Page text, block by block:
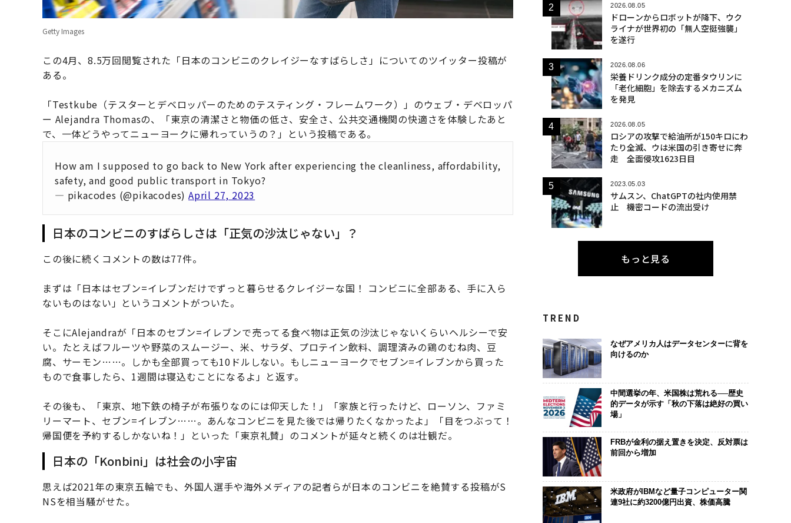
Getty Images
この4月、8.5万回閲覧された「日本のコンビニのクレイジーなすばらしさ」についてのツイッター投稿が
ある。
「Testkube（テスターとデベロッパーのためのテスティング・フレームワーク）」のウェブ・デベロッパ
ー Alejandra Thomasの、「東京の清潔さと物価の低さ、安全さ、公共交通機関の快適さを体験したあと
で、一体どうやってニューヨークに帰れっていうの？」という投稿である。
How am I supposed to go back to New York after experiencing the cleanliness, affordability,
safety, and good public transport in Tokyo?
— pikacodes (@pikacodes) April 27, 2023
日本のコンビニのすばらしさは「正気の沙汰じゃない」？
この後に続くコメントの数は77件。
まずは「日本はセブン=イレブンだけでずっと暮らせるクレイジーな国！ コンビニに全部ある、手に入ら
ないものはない」というコメントがついた。
そこにAlejandraが「日本のセブン=イレブンで売ってる食べ物は正気の沙汰じゃないくらいヘルシーで安
い。たとえばフルーツや野菜のスムージー、米、サラダ、プロテイン飲料、調理済みの鶏のむね肉、豆
腐、サーモン……。しかも全部買っても10ドルしない。もしニューヨークでセブン=イレブンから買った
もので食事したら、1週間は寝込むことになるよ」と返す。
その後も、「東京、地下鉄の椅子が布張りなのには仰天した！」「家族と行ったけど、ローソン、ファミ
リーマート、セブン=イレブン……。あんなコンビニを見た後では帰りたくなかったよ」「目をつぶって！
帰国便を予約するしかないね！」といった「東京礼賛」のコメントが延々と続くのは壮観だ。
日本の「Konbini」は社会の小宇宙
思えば2021年の東京五輪でも、外国人選手や海外メディアの記者らが日本のコンビニを絶賛する投稿がS
NSを相当騒がせた。
2026.08.05
ドローンからロボットが降下、ウク
ライナが世界初の「無人空挺強襲」
を遂行
2026.08.06
栄養ドリンク成分の定番タウリンに
「老化細胞」を除去するメカニズム
を発見
2026.08.05
ロシアの攻撃で給油所が150キロにわ
たり全滅、ウは米国の引き寄せに奔
走 全面侵攻1623日目
2023.05.03
サムスン、ChatGPTの社内使用禁
止 機密コードの流出受け
もっと見る
TREND
なぜアメリカ人はデータセンターに背を
向けるのか
中間選挙の年、米国株は荒れる──歴史
的データが示す「秋の下落は絶好の買い
場」
FRBが金利の据え置きを決定、反対票は
前回から増加
米政府がIBMなど量子コンピューター関
連9社に約3200億円出資、株価高騰